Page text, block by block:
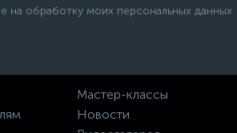
на обработку моих персональных данных
Мастер-классы
Новости